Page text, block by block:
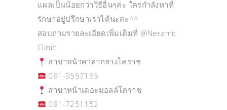
แผลเป็นน้อยกว่าวิธีอื่นๆค่ะ ใครกำลังหาที่
รักษาอยู่ปรึกษาเราได้นะคะ^^
สอบถามรายละเอียดเพิ่มเติมที่ @Neramit
Clinic
สาขาหน้าศาลากลางโคราช
081-9557165
สาขาหน้าเดอะมอลล์โคราช
081-7251152